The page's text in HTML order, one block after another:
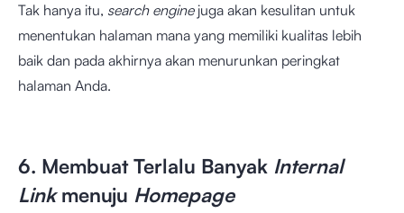
Tak hanya itu, search enginejuga akan kesulitan untuk
menentukan halaman mana yang memiliki kualitas lebih
baik dan pada akhirnya akan menurunkan peringkat
halaman Anda.
6. Membuat Terlalu Banyak Internal
Linkmenuju Homepage